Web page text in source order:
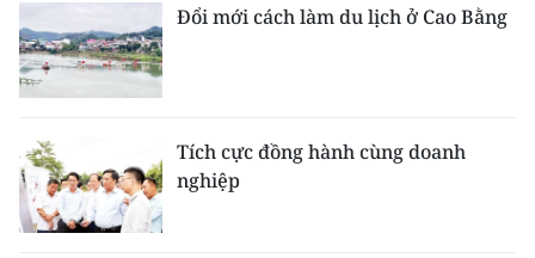
Đổi mới cách làm du lịch ở Cao Bằng
Tích cực đồng hành cùng doanh
nghiệp